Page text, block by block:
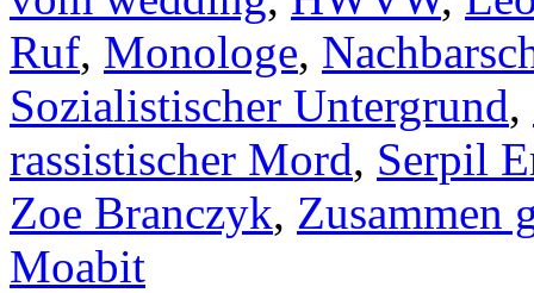
Ruf, Monologe,
Sozialistischer Untergrund,
rassistischer Mord, Serpil
Zoe Branczyk, Zusammen
Moabit